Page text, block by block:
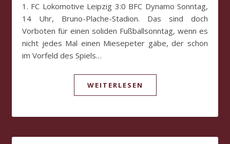
1. FC Lokomotive Leipzig 3:0 BFC Dynamo Sonntag,
14 Uhr, Bruno-Plache-Stadion. Das sind doch
Vorboten für einen soliden Fußballsonntag, wenn es
nicht jedes Mal einen Miesepeter gäbe, der schon
im Vorfeld des Spiels…
WEITERLESEN